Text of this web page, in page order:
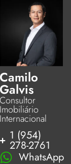
Camilo
Galvis
Consultor
Imobiliário
Internacional
1 (954)
278-2761
WhatsApp